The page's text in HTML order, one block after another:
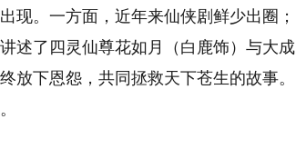
现。一方面，近年来仙侠剧鲜少出圈；
述了四灵仙尊花如月（白鹿饰）与大成
放下恩怨，共同拯救天下苍生的故事。